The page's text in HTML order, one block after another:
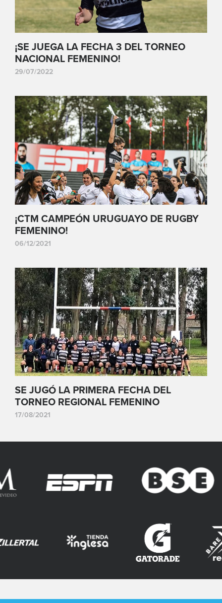
¡SE JUEGA LA FECHA 3 DEL TORNEO
NACIONAL FEMENINO!
29/07/2022
¡CTM CAMPEÓN URUGUAYO DE RUGBY
FEMENINO!
06/12/2021
SE JUGÓ LA PRIMERA FECHA DEL
TORNEO REGIONAL FEMENINO
17/08/2021